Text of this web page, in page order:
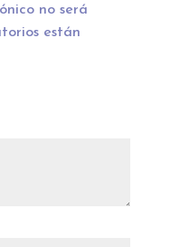
no será
están